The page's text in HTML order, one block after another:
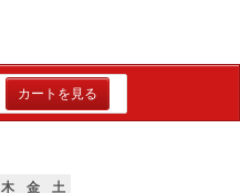
カートを見る
木 金
土